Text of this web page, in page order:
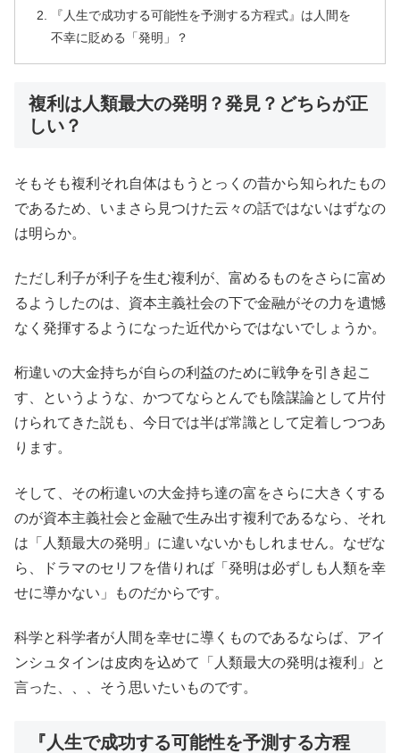
『人生で成功する可能性を予測する方程式』は人間を
不幸に貶める「発明」？
複利は人類最大の発明？発見？どちらが正
しい？
そもそも複利それ自体はもうとっくの昔から知られたもの
であるため、いまさら見つけた云々の話ではないはずなの
は明らか。
ただし利子が利子を生む複利が、富めるものをさらに富め
るようしたのは、資本主義社会の下で金融がその力を遺憾
なく発揮するようになった近代からではないでしょうか。
桁違いの大金持ちが自らの利益のために戦争を引き起こ
す、というような、かつてならとんでも陰謀論として片付
けられてきた説も、今日では半ば常識として定着しつつあ
ります。
そして、その桁違いの大金持ち達の富をさらに大きくする
のが資本主義社会と金融で生み出す複利であるなら、それ
は「人類最大の発明」に違いないかもしれません。なぜな
ら、ドラマのセリフを借りれば「発明は必ずしも人類を幸
せに導かない」ものだからです。
科学と科学者が人間を幸せに導くものであるならば、アイ
ンシュタインは皮肉を込めて「人類最大の発明は複利」と
言った、、、そう思いたいものです。
『人生で成功する可能性を予測する方程